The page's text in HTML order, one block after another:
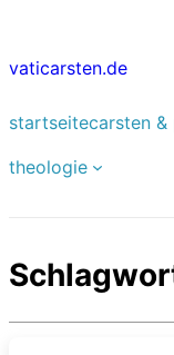
springen
vaticarsten.de
startseitecarsten &
theologie